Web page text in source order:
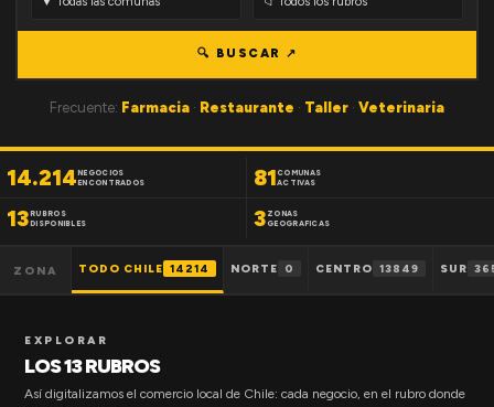
🔍 BUSCAR ↗
Frecuente: Farmacia · Restaurante · Taller · Veterinaria
14.214NEGOCIOS
ENCONTRADOS
81 COMUNAS
ACTIVAS
13RUBROS
DISPONIBLES
3 ZONAS
GEOGRAFICAS
ZONA TODO CHILE 14214 NORTE 0 CENTRO 13849 SUR
EXPLORAR
LOS 13 RUBROS
Así digitalizamos el comercio local de Chile: cada negocio, en el rubro donde